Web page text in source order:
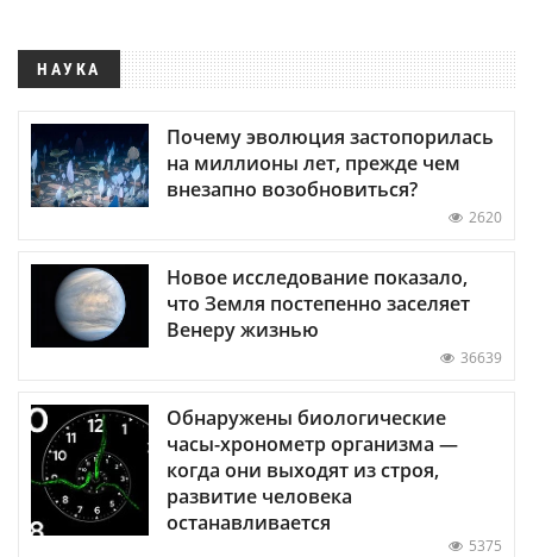
НАУКА
Почему эволюция застопорилась
на миллионы лет, прежде чем
внезапно возобновиться?
2620
Новое исследование показало,
что Земля постепенно заселяет
Венеру жизнью
36639
Обнаружены биологические
часы-хронометр организма —
когда они выходят из строя,
развитие человека
останавливается
5375